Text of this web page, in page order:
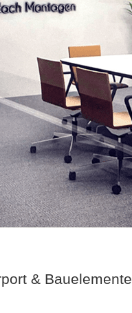
& Bauelemente